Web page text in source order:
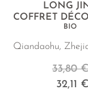
LONG
COFFRET
BIO
Qiandaohu,
32,11 €
33,80